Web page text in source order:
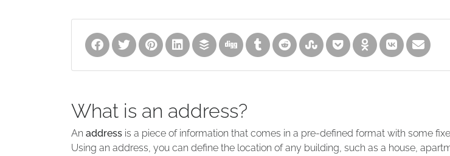
What is an address?
An address is a piece of information that comes in a pre-defined format with some
Using an address, you can define the location of any building, such as a house,